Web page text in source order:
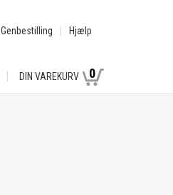
Genbestilling Hjælp
DIN VAREKURV 0